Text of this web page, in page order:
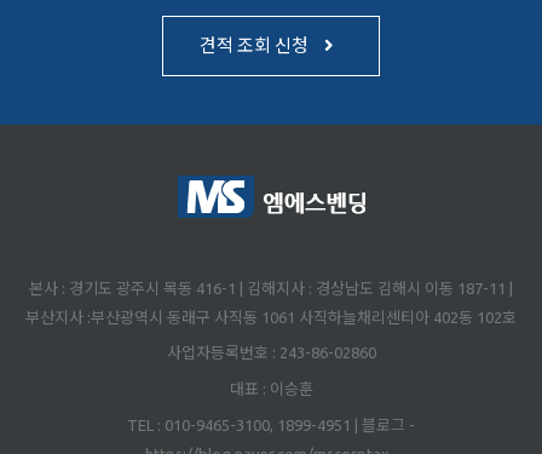
견적 조회 신청
본사 : 경기도 광주시 목동 416-1 | 김해지사 : 경상남도 김해시 이동 187-11 |
부산지사 :부산광역시 동래구 사직동 1061 사직하늘채리센티아 402동 102호
사업자등록번호 : 243-86-02860
대표 : 이승훈
TEL : 010-9465-3100, 1899-4951 | 블로그 -